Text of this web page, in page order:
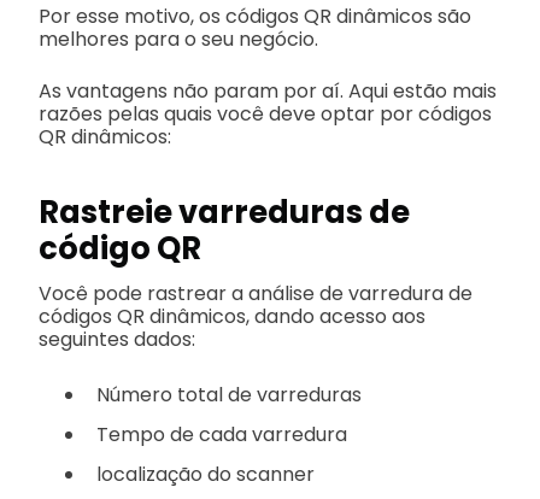
Por esse motivo, os códigos QR dinâmicos são
melhores para o seu negócio.
As vantagens não param por aí. Aqui estão mais
razões pelas quais você deve optar por códigos
QR dinâmicos:
Rastreie varreduras de
código QR
Você pode rastrear a análise de varredura de
códigos QR dinâmicos, dando acesso aos
seguintes dados:
Número total de varreduras
Tempo de cada varredura
localização do scanner